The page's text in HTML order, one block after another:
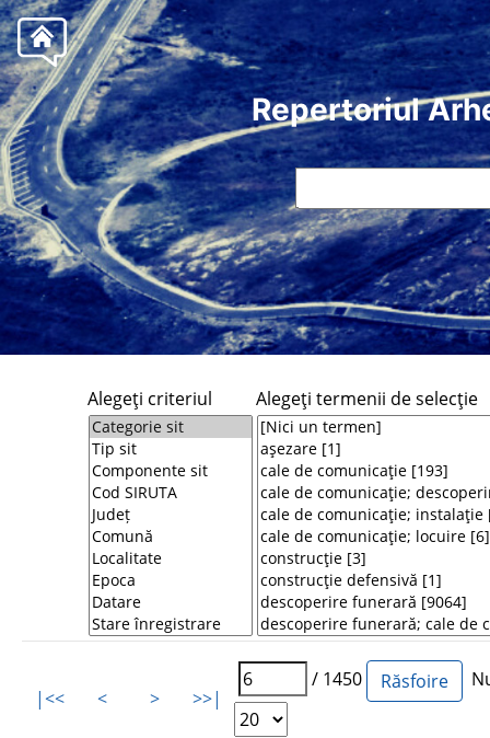
Repertoriul
Alegeţi criteriul Alegeţi termenii de selecţie
|<< < > >>|
/ 1450